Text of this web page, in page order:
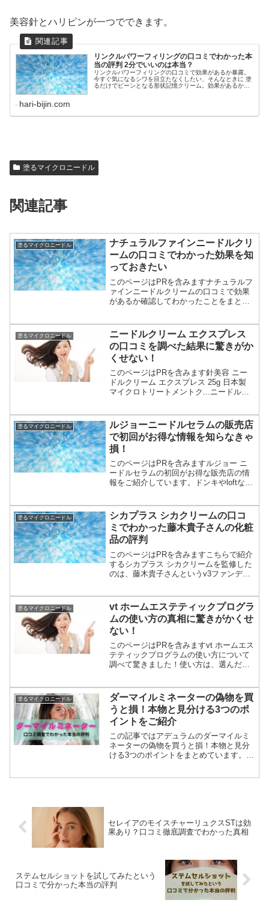
美容針とハリピンが一つでできます。
リンクルパワーフィリングの口コミでわかった本
当の評判 2分でいいのは本当？
リンクルパワーフィリングの口コミで効果があるか暴露。
今すぐ気になるシワを目立たなくしたい、そんなときに 塗
るだけでピーンとなる形状記憶クリーム。効果があるか購
hari-bijin.com
塗るマイクロニードル
関連記事
塗るマイクロニードル
ナチュラルファインニードルクリ
ームの口コミでわかった効果を知
っておきたい
このページはPRを含みますナチュラルフ
ァインニードルクリームの口コミで効果
があるか確認してわかったことをまとめ
で探してみました。＼ナチュラルファイ
ンニードルクリームの詳...
塗るマイクロニードル
ニードルクリーム エクスプレス
の口コミを調べた結果に驚きがか
くせない！
このページはPRを含みます針美容 ニー
ドルクリーム エクスプレス 25g 日本製
マイクロトリートメントク...ニードルク
ルクリーム【エクスプレス】に注目。で
も痛いコ...
塗るマイクロニードル
ルジョーニードルセラムの販売店
で初回がお得な情報を知らなきゃ
損！
このページはPRを含みますルジョー ニ
ードルセラムの初回がお得な販売店の情
報をご紹介しています。ドンキやloftなど
なのは？市販の店舗は見当たりません。
ネット通販では楽...
塗るマイクロニードル
シカプラス シカクリームの口コ
ミでわかった藤木貴子さんの化粧
品の評判
このページはPRを含みますこちらで紹介
するシカプラス シカクリームを監修した
のは、藤木貴子さんというv3ファンデー
ードルが入ったものは少ない。しかも50g
入りでたっぷり...
塗るマイクロニードル
vt ホームエステティックプログラ
ムの使い方の真相に驚きがかくせ
ない！
このページはPRを含みますvt ホームエス
テティックプログラムの使い方について
調べて驚きました！使い方は、選んだス
に応じたアイテムを選んで自宅でサロン
レベルのスペシャル...
塗るマイクロニードル
ダーマイルミネーターの偽物を買
うと損！本物と見分ける3つのポ
イントをご紹介
この記事ではアデュラムのダーマイルミ
ネーターの偽物を買うと損！本物と見分
ける3つのポイントをまとめています。リ
セレイアのモイスチャーリュクスSTは効
果あり？口コミ徹底調査でわかった真相
ステムセルショットを試してみたという
口コミで分かった本当の評判